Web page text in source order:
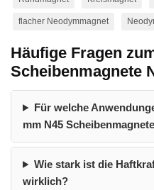
flacher Neodymmagnet
Häufige Fragen
Scheibenmagnete
Für welche
mm N45
Wie stark ist die
wirklich?